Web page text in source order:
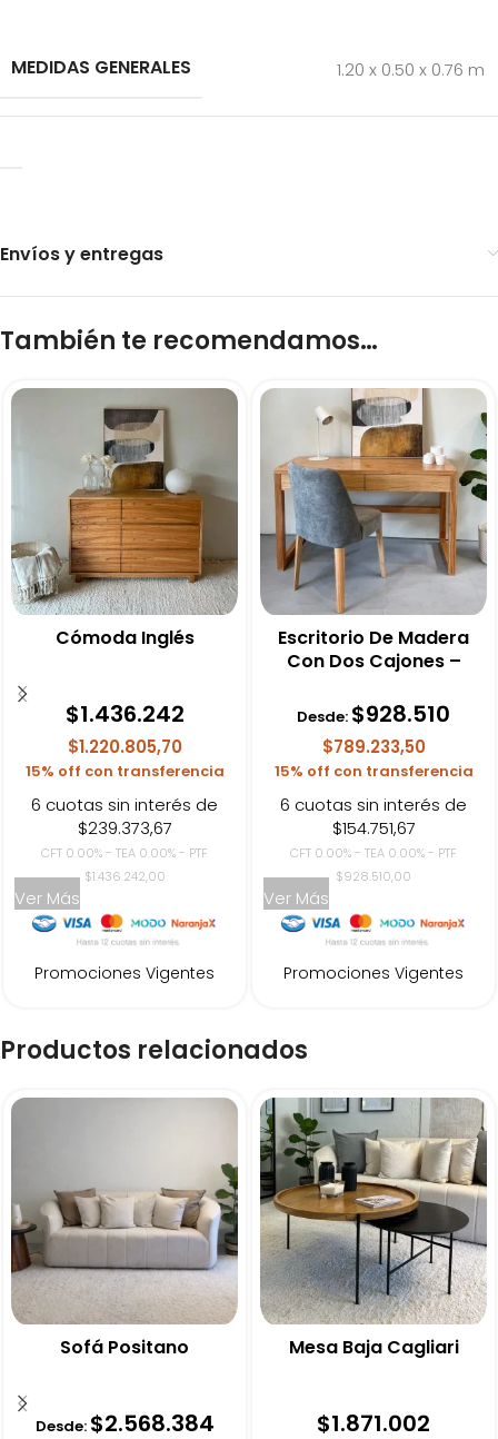
MEDIDAS GENERALES 1.20 x 0.50 x 0.76 m
Envíos y entregas
También te recomendamos…
Cómoda Inglés
$1.436.242
$1.220.805,70
15% off con transferencia
6 cuotas sin interés de
$239.373,67
CFT 0.00% - TEA 0.00% - PTF
$1.436.242,00
Ver Más
Promociones Vigentes
Escritorio De Madera
Con Dos Cajones –
Desde: $928.510
$789.233,50
15% off con transferencia
6 cuotas sin interés de
$154.751,67
CFT 0.00% - TEA 0.00% - PTF
$928.510,00
Ver Más
Promociones Vigentes
Productos relacionados
Sofá Positano
Desde: $2.568.384
Mesa Baja Cagliari
$1.871.002